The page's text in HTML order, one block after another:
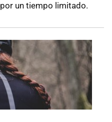
por un tiempo limitado.